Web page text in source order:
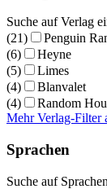
Suche auf Verlag
(21)
Penguin
(6)
Heyne
(5)
Limes
(4)
Blanvalet
(4)
Random
Mehr Verlag-Filter
Sprachen
Suche auf